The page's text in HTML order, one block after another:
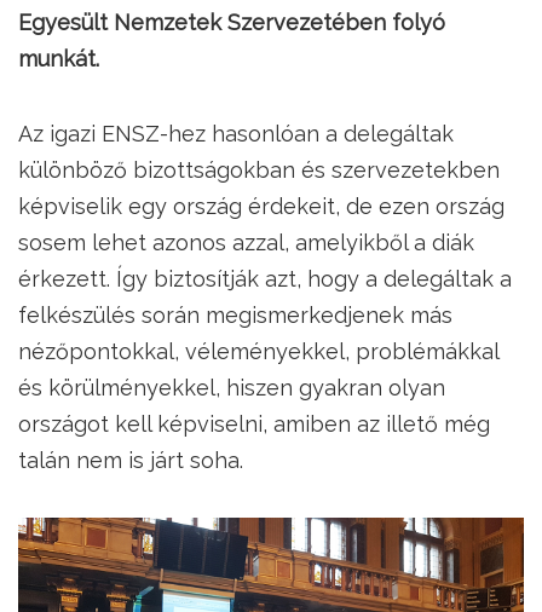
Egyesült Nemzetek Szervezetében folyó
munkát.
Az igazi ENSZ-hez hasonlóan a delegáltak
különböző bizottságokban és szervezetekben
képviselik egy ország érdekeit, de ezen ország
sosem lehet azonos azzal, amelyikből a diák
érkezett. Így biztosítják azt, hogy a delegáltak a
felkészülés során megismerkedjenek más
nézőpontokkal, véleményekkel, problémákkal
és körülményekkel, hiszen gyakran olyan
országot kell képviselni, amiben az illető még
talán nem is járt soha.